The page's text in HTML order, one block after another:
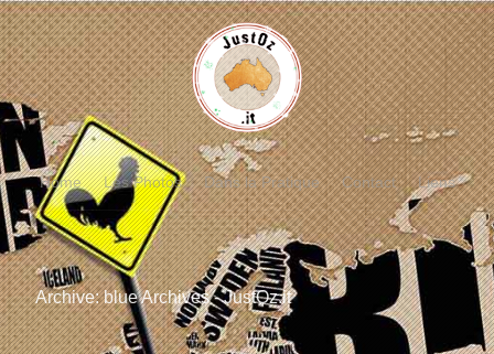
Archive: blue Archives - JustOz.it
Home Les Photos Dans la Pratique Contact Liens